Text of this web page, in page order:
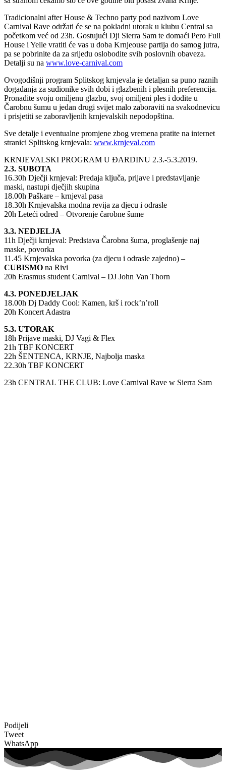
Tradicionalni after House & Techno party pod nazivom Love
Carnival Rave održati će se na pokladni utorak u klubu Central sa
početkom već od 23h. Gostujući Dji Sierra Sam te domaći Pero Full
House i Yelle vratiti će vas u doba Krnjeouse partija do samog jutra,
pa se pobrinite da za srijedu oslobodite svih poslovnih obaveza.
Detalji su na www.love-carnival.com
Ovogodišnji program Splitskog krnjevala je detaljan sa puno raznih
događanja za sudionike svih dobi i glazbenih i plesnih preferencija.
Pronađite svoju omiljenu glazbu, svoj omiljeni ples i dođite u
Čarobnu šumu u jedan drugi svijet malo zaboraviti na svakodnevicu
i prisjetiti se zaboravljenih krnjevalskih nepodopština.
Sve detalje i eventualne promjene zbog vremena pratite na internet
stranici Splitskog krnjevala: www.krnjeval.com
KRNJEVALSKI PROGRAM U ĐARDINU 2.3.-5.3.2019.
2.3. SUBOTA
16.30h Dječji krnjeval: Predaja ključa, prijave i predstavljanje
maski, nastupi dječjih skupina
18.00h Paškare – krnjeval pasa
18.30h Krnjevalska modna revija za djecu i odrasle
20h Leteći odred – Otvorenje čarobne šume
3.3. NEDJELJA
11h Dječji krnjeval: Predstava Čarobna šuma, proglašenje naj
maske, povorka
11.45 Krnjevalska povorka (za djecu i odrasle zajedno) –
CUBISMO na Rivi
20h Erasmus student Carnival – DJ John Van Thorn
4.3. PONEDJELJAK
18.00h Dj Daddy Cool: Kamen, krš i rock’n’roll
20h Koncert Adastra
5.3. UTORAK
18h Prijave maski, DJ Vagi & Flex
21h TBF KONCERT
22h ŠENTENCA, KRNJE, Najbolja maska
22.30h TBF KONCERT
23h CENTRAL THE CLUB: Love Carnival Rave w Sierra Sam
Podijeli
Tweet
WhatsApp